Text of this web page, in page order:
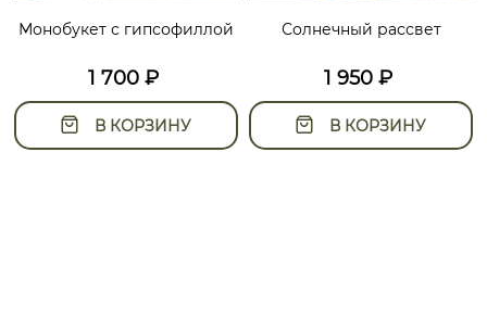
Монобукет с гипсофиллой
1 700 ₽
В КОРЗИНУ
Солнечный рассвет
1 950 ₽
В КОРЗИНУ